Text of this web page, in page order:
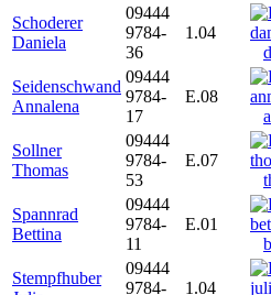
Schoderer
Daniela
09444
9784-
36
1.04
Seidenschwand
Annalena
09444
9784-
17
E.08
Sollner
Thomas
09444
9784-
53
E.07
Spannrad
Bettina
09444
9784-
11
E.01
Stempfhuber
09444
9784-
1.04